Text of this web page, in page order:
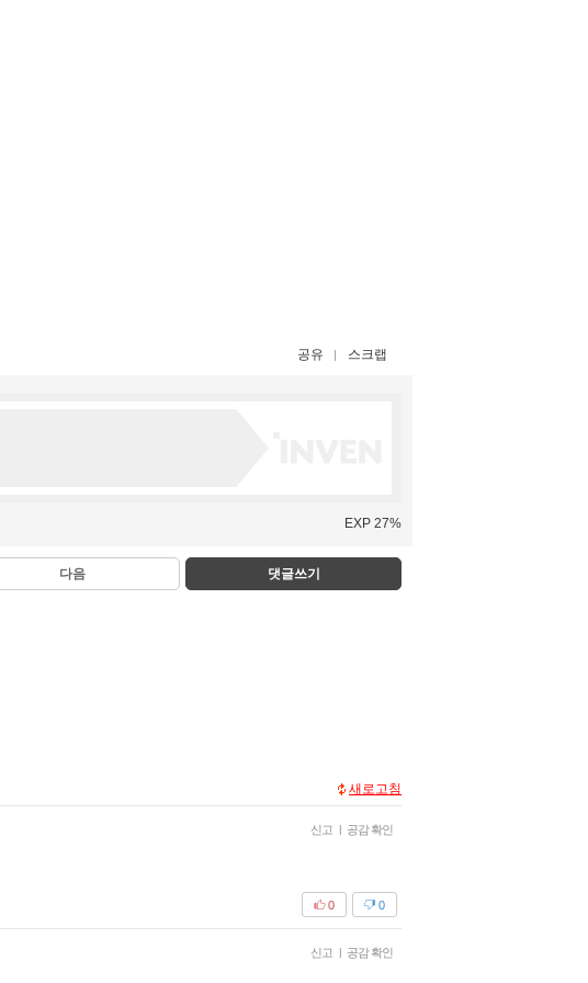
공유 스크랩
EXP 27%
다음 댓글쓰기
새로고침
신고 | 공감 확인
0
0
신고 | 공감 확인